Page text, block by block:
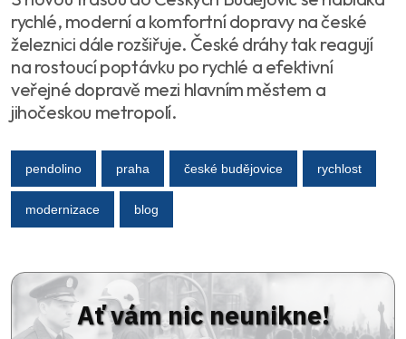
rychlé, moderní a komfortní dopravy na české
železnici dále rozšiřuje. České dráhy tak reagují
na rostoucí poptávku po rychlé a efektivní
veřejné dopravě mezi hlavním městem a
jihočeskou metropolí.
pendolino praha české budějovice rychlost
modernizace blog
Ať vám nic neunikne!